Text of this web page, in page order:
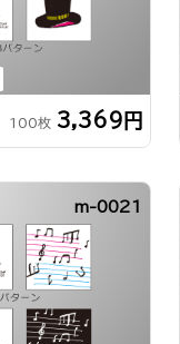
100枚 3,369円
m-0021